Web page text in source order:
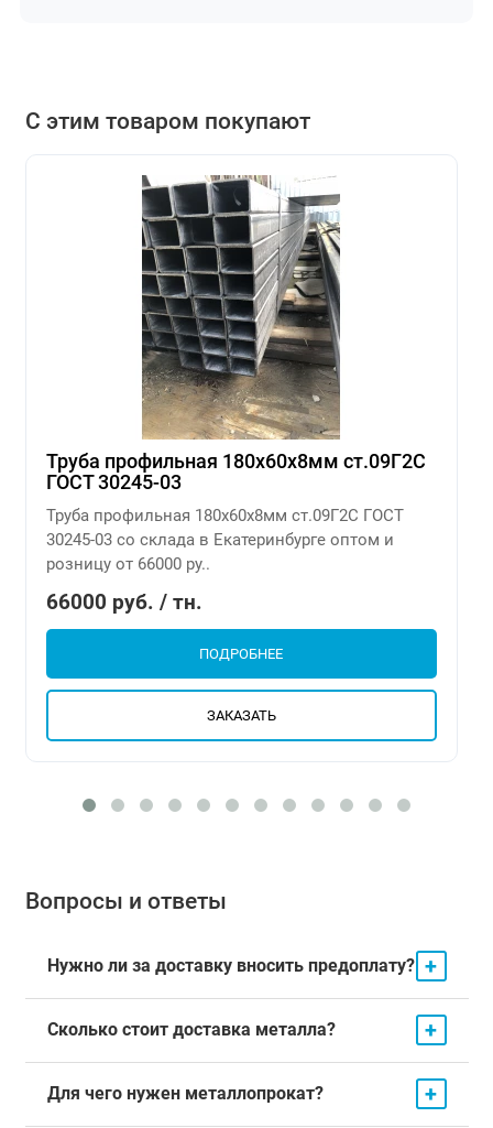
С этим товаром покупают
Труба профильная 180х60х8мм ст.09Г2С
ГОСТ 30245-03
Труба профильная 180х60х8мм ст.09Г2С ГОСТ
30245-03 со склада в Екатеринбурге оптом и
розницу от 66000 ру..
66000 руб. / тн.
ПОДРОБНЕЕ
ЗАКАЗАТЬ
Вопросы и ответы
Нужно ли за доставку вносить предоплату? +
Сколько стоит доставка металла? +
Для чего нужен металлопрокат? +